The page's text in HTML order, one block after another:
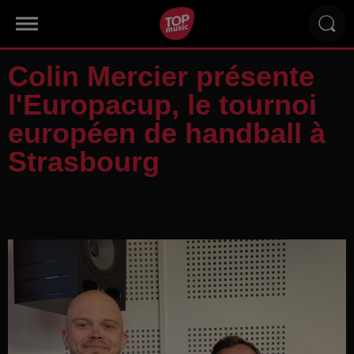
Colin Mercier présente
l'Europacup, le tournoi
européen de handball à
Strasbourg